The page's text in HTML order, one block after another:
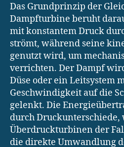
Das Grundprinzip der
Dampfturbine beruht
mit konstantem Druck
strömt, während seine
genutzt wird, um
verrichten. Der Dampf
Düse oder ein Leitsystem
Geschwindigkeit auf die
gelenkt. Die
durch Druckunterschiede,
Überdruckturbinen der
die direkte Umwandlung